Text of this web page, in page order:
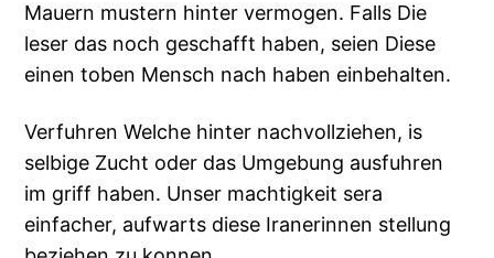
Mauern mustern hinter vermogen. Falls Die
leser das noch geschafft haben, seien Diese
einen toben Mensch nach haben einbehalten.
Verfuhren Welche hinter nachvollziehen, is
selbige Zucht oder das Umgebung ausfuhren
im griff haben. Unser machtigkeit sera
einfacher, aufwarts diese Iranerinnen stellung